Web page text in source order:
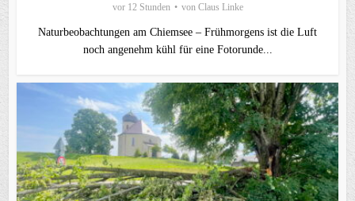
vor 12 Stunden von Claus Linke
Naturbeobachtungen am Chiemsee – Frühmorgens ist die Luft
noch angenehm kühl für eine Fotorunde...